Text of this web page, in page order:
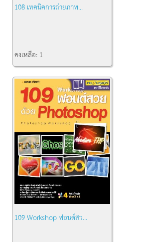
108 เทคนิคการถ่ายภาพ...
คงเหลือ: 1
109 Workshop ฟอนต์สว...